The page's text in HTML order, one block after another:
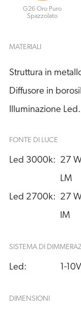
G26 Oro Puro
Spazzolato
MATERIALI
Struttura in
Diffusore in
Illuminazione Led.
FONTE DI LUCE
Led 3000k: 27
LM
Led 2700k: 27
lM
SISTEMA DI
Led: 1-
DIMENSIONI